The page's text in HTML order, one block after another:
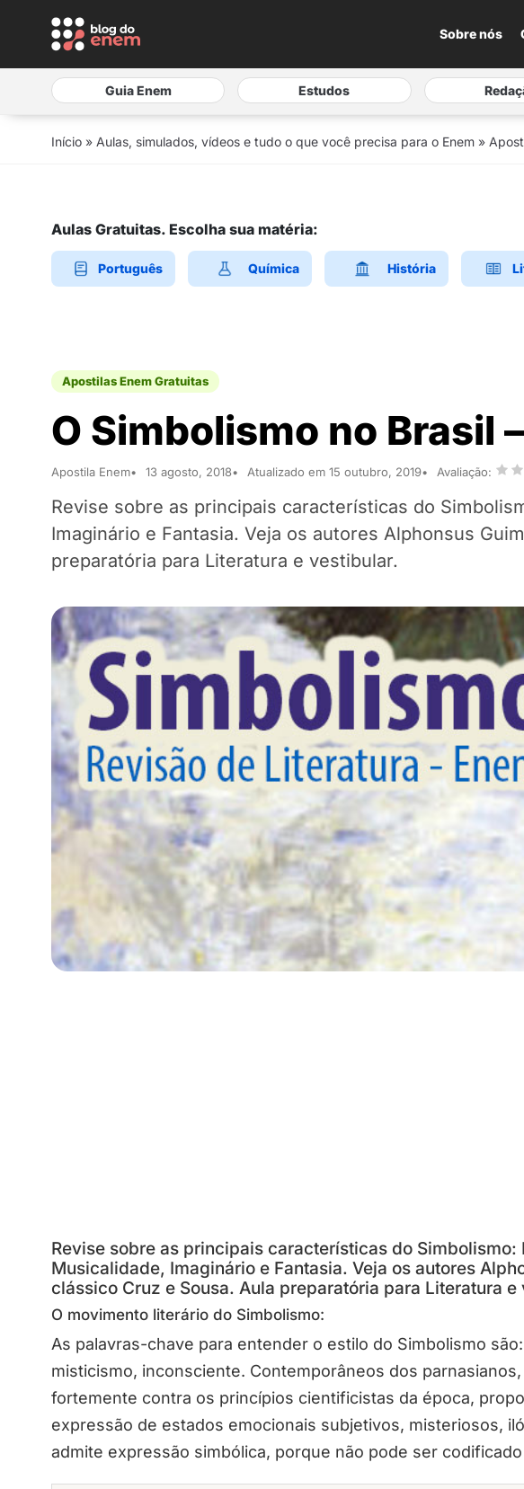
Sobre nós
Guia Enem Estudos
Início » Aulas, simulados, vídeos e tudo o que você precisa para o Enem »
Aulas Gratuitas. Escolha sua matéria:
Português Química História
Apostilas Enem Gratuitas
O Simbolismo no Brasil
Apostila Enem 13 agosto, 2018 Atualizado em 15 outubro, 2019 Avaliação:
Revise sobre as principais características do
Imaginário e Fantasia. Veja os autores Alphonsus
preparatória para Literatura e vestibular.
Revise sobre as principais características do
Musicalidade, Imaginário e Fantasia. Veja os autores
clássico Cruz e Sousa. Aula preparatória para Literatura e
O movimento literário do Simbolismo:
As palavras-chave para entender o estilo do Simbolismo são:
misticismo, inconsciente. Contemporâneos dos
fortemente contra os princípios cientificistas da época,
expressão de estados emocionais subjetivos, misteriosos,
admite expressão simbólica, porque não pode ser